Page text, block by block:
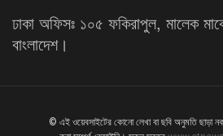
ঢাকা অফিসঃ ১০৫ ফকিরাপুল, মালেক
বাংলাদেশ।
© এই ওয়েবসাইটের কোনো লেখা বা ছবি অনুমতি ছাড়া